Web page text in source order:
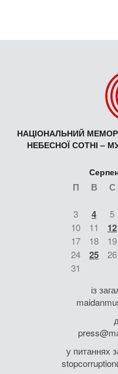
НАЦІОНАЛЬНИЙ
НЕБЕСНОЇ СОТНІ –
П В С
3 4 5
10
11 12
17
18 19
24
25 26
31
із
у питаннях